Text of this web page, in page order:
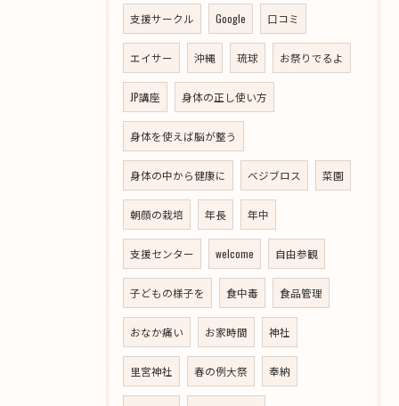
支援サークル Google 口コミ
エイサー 沖縄 琉球 お祭りでるよ
JP講座 身体の正し使い方
身体を使えば脳が整う
身体の中から健康に ベジブロス 菜園
朝顔の栽培 年長 年中
支援センター welcome 自由参観
子どもの様子を 食中毒 食品管理
おなか痛い お家時間 神社
里宮神社 春の例大祭 奉納